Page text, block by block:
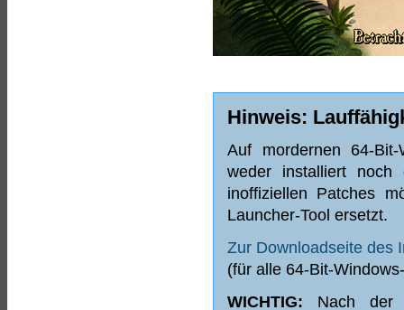
Hinweis:
Auf mordernen 64-
weder installiert
inoffiziellen Patches
Launcher-Tool ersetzt.
Zur Downloadseite des
(für alle 64-Bit-
WICHTIG: Nach der